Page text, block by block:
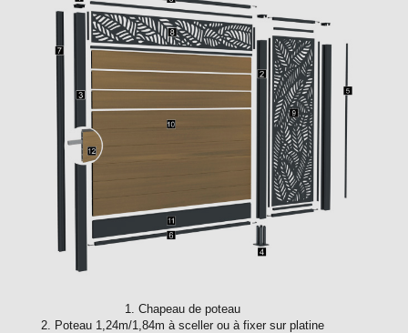
1. Chapeau de poteau
2. Poteau 1,24m/1,84m à sceller ou à fixer sur platine